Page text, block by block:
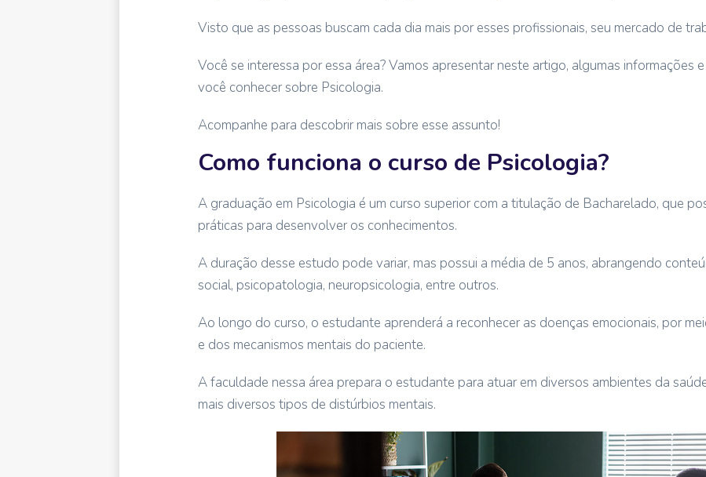
Visto que as pessoas buscam cada dia mais por esses profissionais, seu mercado de
Você se interessa por essa área? Vamos apresentar neste artigo, algumas informações
você conhecer sobre Psicologia.
Acompanhe para descobrir mais sobre esse assunto!
Como funciona o curso de Psicologia?
A graduação em Psicologia é um curso superior com a titulação de Bacharelado, que
práticas para desenvolver os conhecimentos.
A duração desse estudo pode variar, mas possui a média de 5 anos, abrangendo
social, psicopatologia, neuropsicologia, entre outros.
Ao longo do curso, o estudante aprenderá a reconhecer as doenças emocionais, por
e dos mecanismos mentais do paciente.
A faculdade nessa área prepara o estudante para atuar em diversos ambientes da
mais diversos tipos de distúrbios mentais.